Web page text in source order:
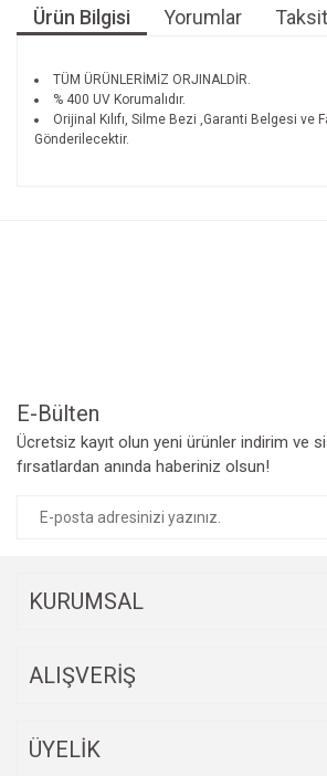
Ürün Bilgisi Yorumlar
TÜM ÜRÜNLERİMİZ ORJINALDİR.
% 400 UV Korumalıdır.
Orijinal Kılıfı, Silme Bezi ,Garanti Belgesi ve
Gönderilecektir.
E-Bülten
Ücretsiz kayıt olun yeni ürünler indirim ve
fırsatlardan anında haberiniz olsun!
KURUMSAL
ALIŞVERİŞ
ÜYELİK